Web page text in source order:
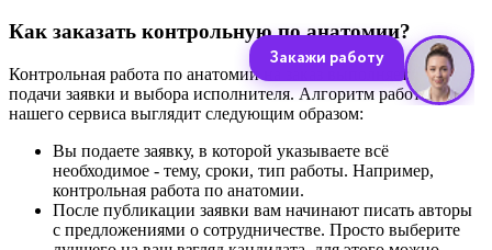
Как заказать контрольную по анатомии?
Контрольная работа по анатомии на заказ выполняется после
подачи заявки и выбора исполнителя. Алгоритм работы
нашего сервиса выглядит следующим образом:
Вы подаете заявку, в которой указываете всё
необходимое - тему, сроки, тип работы. Например,
контрольная работа по анатомии.
После публикации заявки вам начинают писать авторы
с предложениями о сотрудничестве. Просто выберите